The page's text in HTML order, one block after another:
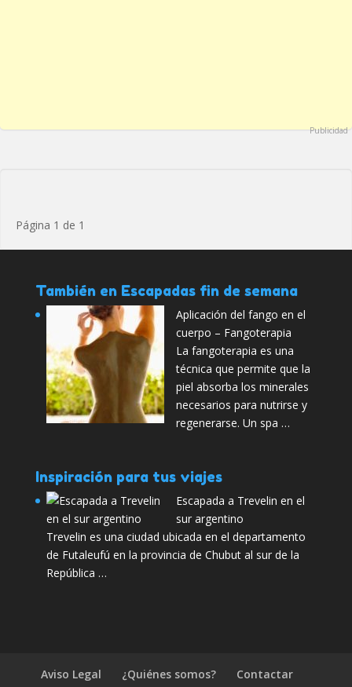
Publicidad
Página 1 de 1
También en Escapadas fin de semana
Aplicación del fango en el
cuerpo – Fangoterapia
La fangoterapia es una
técnica que permite que la
piel absorba los minerales
necesarios para nutrirse y
regenerarse. Un spa …
Inspiración para tus viajes
Escapada a Trevelin en el
sur argentino
Trevelin es una ciudad ubicada en el departamento
de Futaleufú en la provincia de Chubut al sur de la
República …
Aviso Legal ¿Quiénes somos?
Contactar